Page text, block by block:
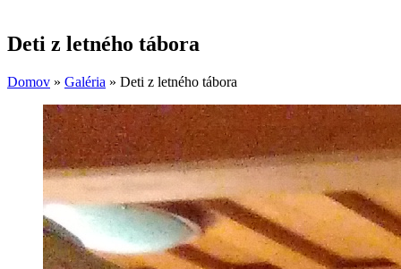
Deti z letného tábora
Nachádzate sa tu
Domov » Galéria » Deti z letného tábora